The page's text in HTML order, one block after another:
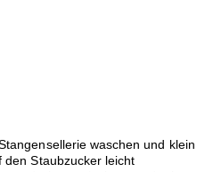
waschen und klein
den Staubzucker leicht